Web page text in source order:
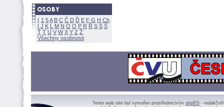
( 1 5A B C Č D Ď E F G H Ch
I J K L M N Ó O P R Ř S Ś
Ť T U V W X Y Z
Všechny osobnosti
Tento web site byl vytvořen prostřednictvím phpRS -